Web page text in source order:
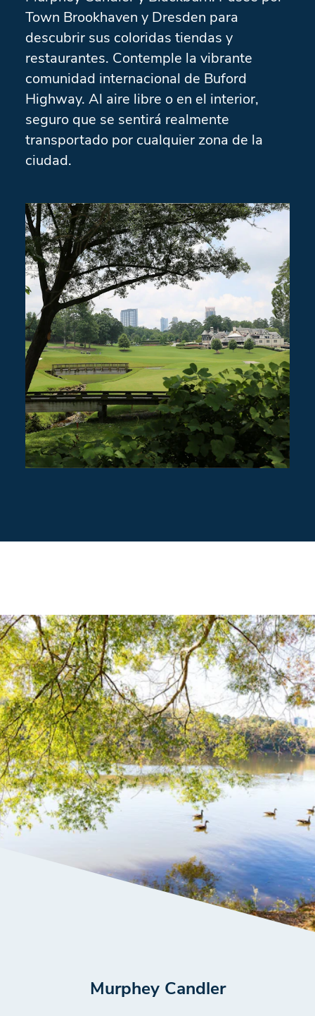
Town Brookhaven y Dresden para
descubrir sus coloridas tiendas y
restaurantes. Contemple la vibrante
comunidad internacional de Buford
Highway. Al aire libre o en el interior,
seguro que se sentirá realmente
transportado por cualquier zona de la
ciudad.
Murphey Candler